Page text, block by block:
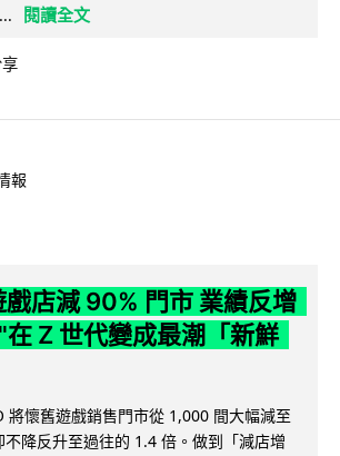
閱讀全文
報
戲店減 90% 門市 業績反增
在 Z 世代變成最潮「新鮮
將懷舊遊戲銷售門市從 1,000 間大幅減至
降反升至過往的 1.4 倍。做到「減店增